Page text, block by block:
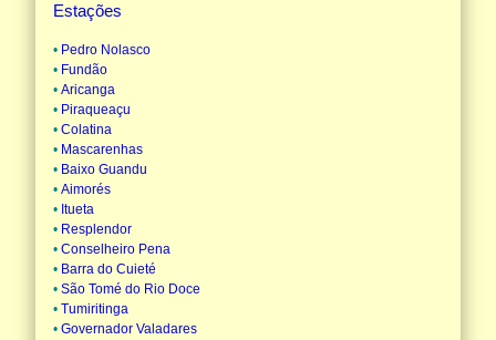
Estações
• Pedro Nolasco
• Fundão
• Aricanga
• Piraqueaçu
• Colatina
• Mascarenhas
• Baixo Guandu
• Aimorés
• Itueta
• Resplendor
• Conselheiro Pena
• Barra do Cuieté
• São Tomé do Rio Doce
• Tumiritinga
• Governador Valadares